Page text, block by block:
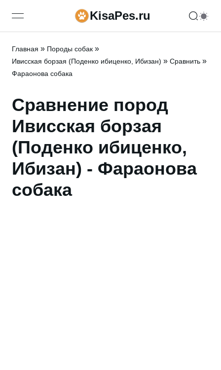
open navigation menuKisaPes.ru
Главная » Породы собак »
Ивисская борзая (Поденко ибиценко, Ибизан) » Сравнить »
Фараонова собака
Сравнение пород
Ивисская борзая
(Поденко ибиценко,
Ибизан) - Фараонова
собака